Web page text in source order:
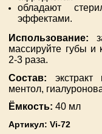
обладают
эффектами.
Использование:
массируйте губы и
2-3 раза.
Состав: экстракт
ментол,
Ёмкость: 40 мл
Артикул: Vi-72